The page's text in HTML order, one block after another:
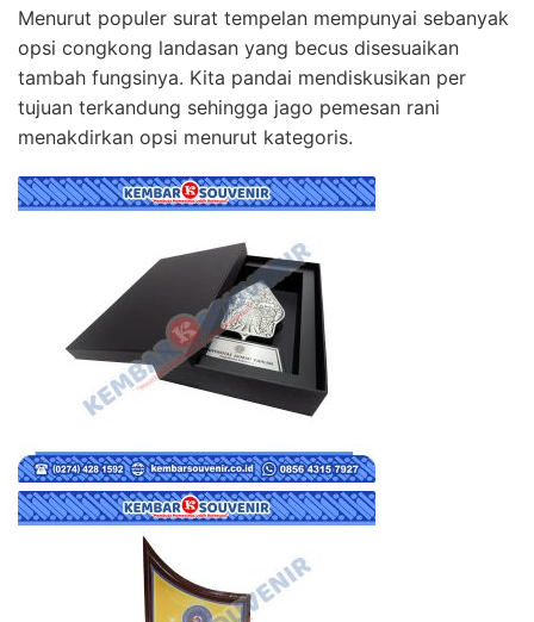
Menurut populer surat tempelan mempunyai sebanyak
opsi congkong landasan yang becus disesuaikan
tambah fungsinya. Kita pandai mendiskusikan per
tujuan terkandung sehingga jago pemesan rani
menakdirkan opsi menurut kategoris.